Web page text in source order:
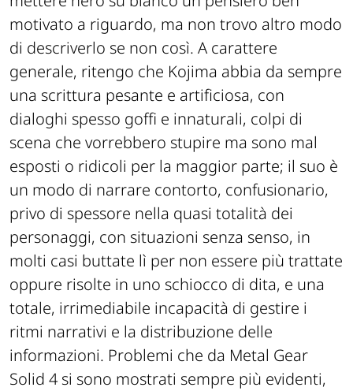
motivato a riguardo, ma non trovo altro modo
di descriverlo se non così. A carattere
generale, ritengo che Kojima abbia da sempre
una scrittura pesante e artificiosa, con
dialoghi spesso goffi e innaturali, colpi di
scena che vorrebbero stupire ma sono mal
esposti o ridicoli per la maggior parte; il suo è
un modo di narrare contorto, confusionario,
privo di spessore nella quasi totalità dei
personaggi, con situazioni senza senso, in
molti casi buttate lì per non essere più trattate
oppure risolte in uno schiocco di dita, e una
totale, irrimediabile incapacità di gestire i
ritmi narrativi e la distribuzione delle
informazioni. Problemi che da Metal Gear
Solid 4 si sono mostrati sempre più evidenti,